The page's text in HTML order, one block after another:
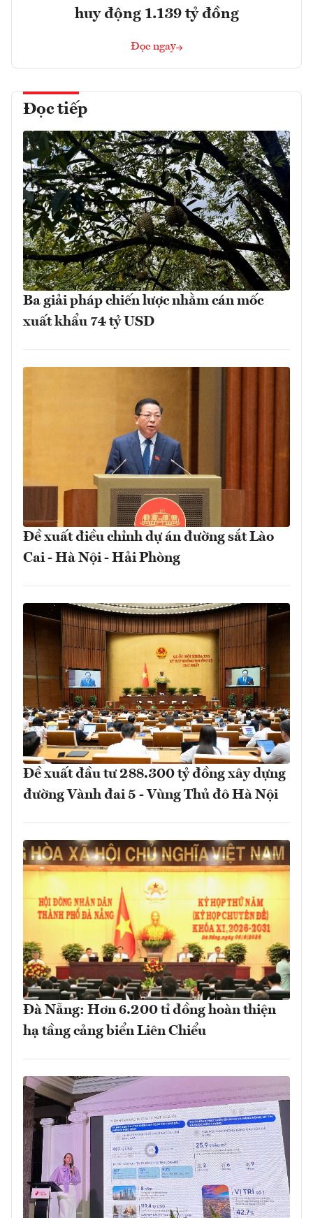
huy động 1.139 tỷ đồng
Đọc ngay
Đọc tiếp
Ba giải pháp chiến lược nhằm cán mốc
xuất khẩu 74 tỷ USD
Đề xuất điều chỉnh dự án đường sắt Lào
Cai - Hà Nội - Hải Phòng
Đề xuất đầu tư 288.300 tỷ đồng xây dựng
đường Vành đai 5 - Vùng Thủ đô Hà Nội
Đà Nẵng: Hơn 6.200 tỉ đồng hoàn thiện
hạ tầng cảng biển Liên Chiểu